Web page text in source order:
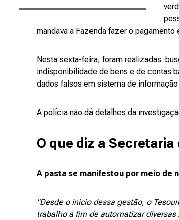
mandava a Fazenda fazer o
Nesta sexta-feira, foram realizadas
indisponibilidade de bens e de contas
dados falsos em sistema de
A polícia não dá detalhes da
O que diz a Secretaria
A pasta se manifestou por meio de
"Desde o início dessa gestão, o
trabalho a fim de automatizar